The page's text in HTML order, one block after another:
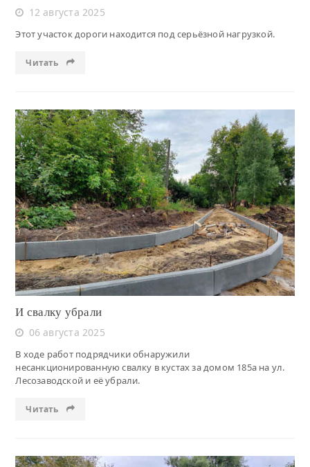
12 августа 2025
Этот участок дороги находится под серьёзной нагрузкой.
Читать
Читать
И свалку убрали
06 августа 2025
В ходе работ подрядчики обнаружили
несанкционированную свалку в кустах за домом 185а на ул.
Лесозаводской и её убрали.
Читать